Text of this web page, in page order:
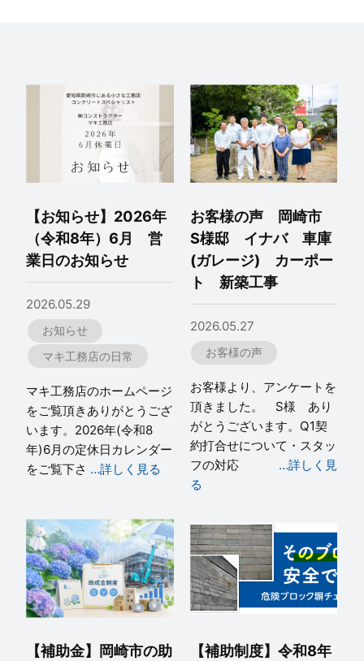
【お知らせ】2026年
（令和8年）6月 営
業日のお知らせ
2026.05.29
お知らせ
マキ工務店の日常
マキ工務店のホームページ
をご覧頂きありがとうござ
います。2026年(令和8
年)6月の定休日カレンダー
をご覧下さ …詳しく見る
お客様の声 岡崎市
S様邸 イナバ 車庫
(ガレージ) カーポー
ト 新築工事
2026.05.27
お客様の声
お客様より、アンケートを
頂きました。 S様 あり
がとうございます。Q1契
約打合せについて・スタッ
フの対応 …詳しく見
る
【補助金】岡崎市の助
【補助制度】令和8年